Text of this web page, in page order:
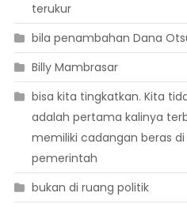
terukur
bila penambahan Dana
Billy Mambrasar
bisa kita tingkatkan. Kita
adalah pertama kalinya
memiliki cadangan beras
pemerintah
bukan di ruang politik